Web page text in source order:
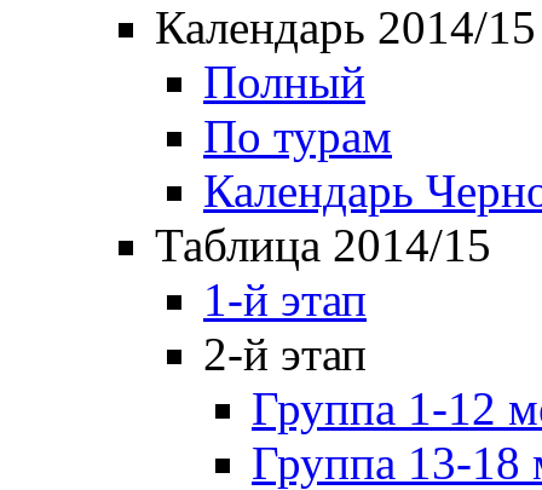
Календарь 2014/15
Полный
По турам
Календарь
Таблица 2014/15
1-й этап
2-й этап
Группа 1-12
Группа 13-18